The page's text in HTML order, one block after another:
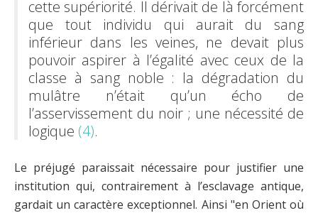
cette supériorité. Il dérivait de là forcément
que tout individu qui aurait du sang
inférieur dans les veines, ne devait plus
pouvoir aspirer à l’égalité avec ceux de la
classe à sang noble : la dégradation du
mulâtre n’était qu’un écho de
l’asservissement du noir ; une nécessité de
logique (4).
Le préjugé paraissait nécessaire pour justifier une
institution qui, contrairement à l’esclavage antique,
gardait un caractère exceptionnel. Ainsi "en Orient où